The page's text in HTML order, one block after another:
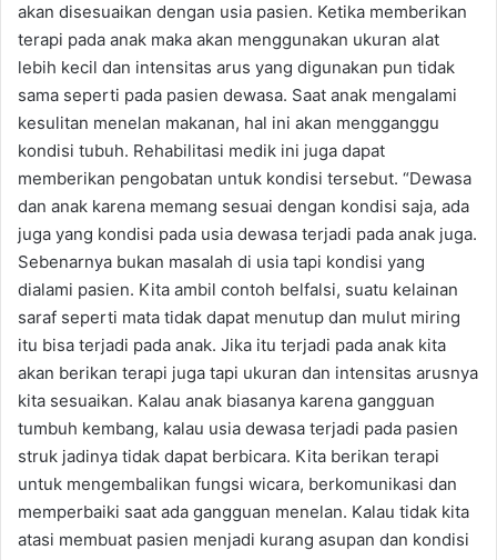
akan disesuaikan dengan usia pasien. Ketika memberikan
terapi pada anak maka akan menggunakan ukuran alat
lebih kecil dan intensitas arus yang digunakan pun tidak
sama seperti pada pasien dewasa. Saat anak mengalami
kesulitan menelan makanan, hal ini akan mengganggu
kondisi tubuh. Rehabilitasi medik ini juga dapat
memberikan pengobatan untuk kondisi tersebut. “Dewasa
dan anak karena memang sesuai dengan kondisi saja, ada
juga yang kondisi pada usia dewasa terjadi pada anak juga.
Sebenarnya bukan masalah di usia tapi kondisi yang
dialami pasien. Kita ambil contoh belfalsi, suatu kelainan
saraf seperti mata tidak dapat menutup dan mulut miring
itu bisa terjadi pada anak. Jika itu terjadi pada anak kita
akan berikan terapi juga tapi ukuran dan intensitas arusnya
kita sesuaikan. Kalau anak biasanya karena gangguan
tumbuh kembang, kalau usia dewasa terjadi pada pasien
struk jadinya tidak dapat berbicara. Kita berikan terapi
untuk mengembalikan fungsi wicara, berkomunikasi dan
memperbaiki saat ada gangguan menelan. Kalau tidak kita
atasi membuat pasien menjadi kurang asupan dan kondisi